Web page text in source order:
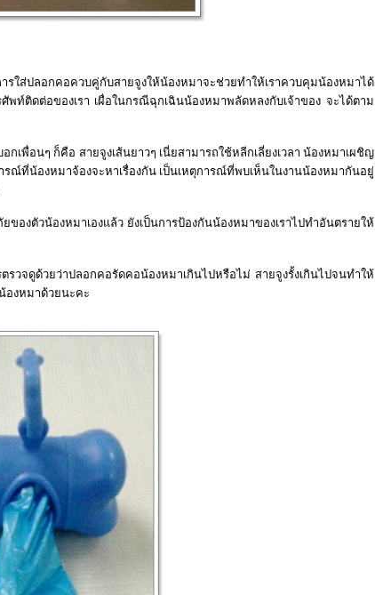
ใส่ปลอกคอควบคู่กับสายจูงให้น้องหมาจะช่วยทำให้เราควบคุมน้องหมาได้
ท์ติดต่อของเรา เผื่อในกรณีฉุกเฉินน้องหมาพลัดหลงกับเจ้าของ จะได้ตาม
อนๆ ก็คือ สายจูงเส้นยาวๆ เนี่ยสามารถใช้หลีกเลี่ยงเวลา น้องหมาเผชิญ
ณ์ที่น้องหมาจ้องจะหาเรื่องกัน เป็นเหตุการณ์ที่พบเห็นในงานน้องหมากันอยู่
งตัวน้องหมาเองแล้ว ยังเป็นการป้องกันน้องหมาของเราไปทำอันตรายให้
จดูด้วยว่าปลอกคอรัดคอน้องหมาเกินไปหรือไม่ สายจูงรั้งเกินไปจนทำให้
องหมาด้วยนะคะ